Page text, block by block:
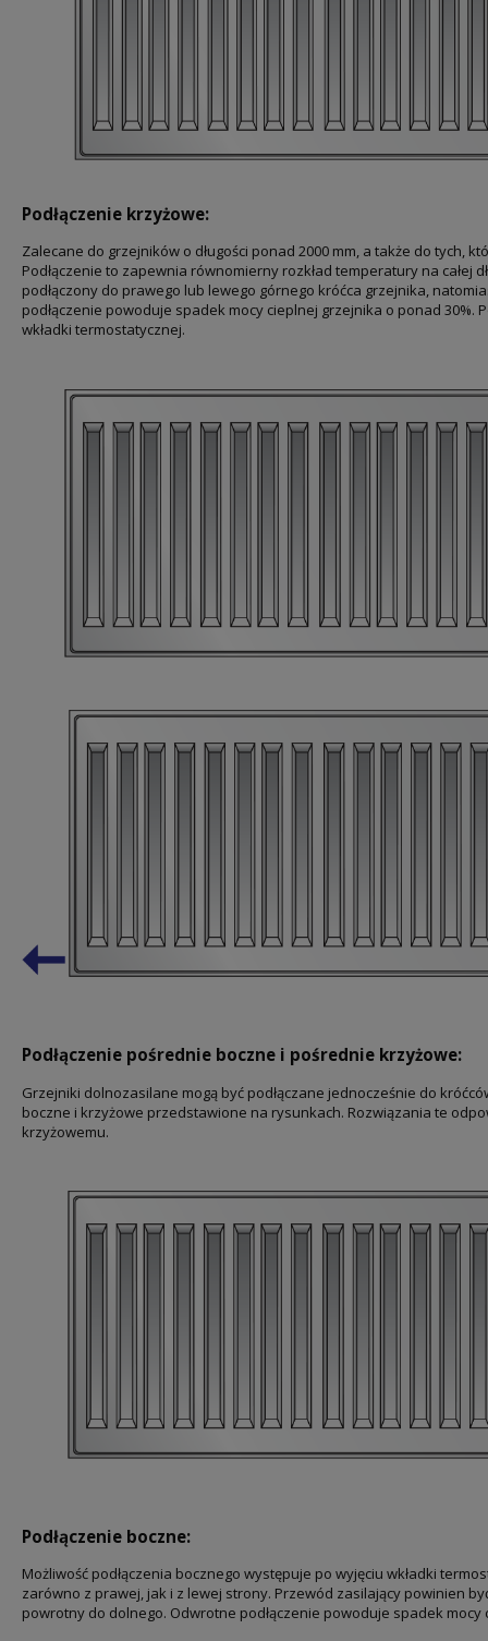
Podłączenie krzyżowe:
Zalecane do grzejników o długości ponad 2000 mm, a także do tych,
Podłączenie to zapewnia równomierny rozkład temperatury na całej
podłączony do prawego lub lewego górnego króćca grzejnika,
podłączenie powoduje spadek mocy cieplnej grzejnika o ponad 30%.
wkładki termostatycznej.
Podłączenie pośrednie boczne i pośrednie krzyżowe:
Grzejniki dolnozasilane mogą być podłączane jednocześnie do
boczne i krzyżowe przedstawione na rysunkach. Rozwiązania te
krzyżowemu.
Podłączenie boczne:
Możliwość podłączenia bocznego występuje po wyjęciu wkładki
zarówno z prawej, jak i z lewej strony. Przewód zasilający powinien
powrotny do dolnego. Odwrotne podłączenie powoduje spadek mocy